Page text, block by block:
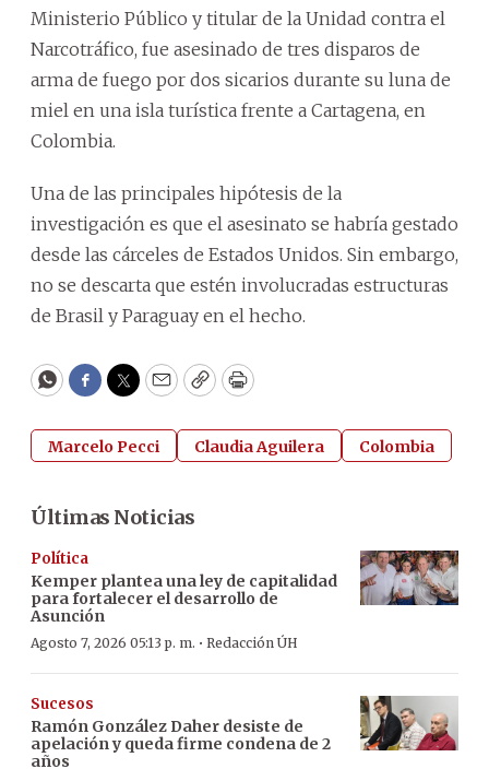
Ministerio Público y titular de la Unidad contra el
Narcotráfico, fue asesinado de tres disparos de
arma de fuego por dos sicarios durante su luna de
miel en una isla turística frente a Cartagena, en
Colombia.
Una de las principales hipótesis de la
investigación es que el asesinato se habría gestado
desde las cárceles de Estados Unidos. Sin embargo,
no se descarta que estén involucradas estructuras
de Brasil y Paraguay en el hecho.
WhatsApp
Facebook
Twitter
EmailCopyPrint
Marcelo Pecci Claudia Aguilera Colombia
Últimas Noticias
Política
Kemper plantea una ley de capitalidad
para fortalecer el desarrollo de
Asunción
Agosto 7, 2026 05:13 p. m. · Redacción ÚH
Sucesos
Ramón González Daher desiste de
apelación y queda firme condena de 2
años